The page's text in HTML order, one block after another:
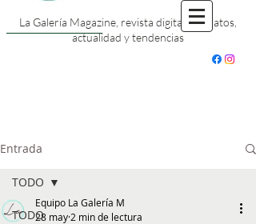
La Galería Magazine, revista digital con datos,
actualidad y tendencias
Entrada
TODO
TODO
Equipo La Galería M
28 may 2 min de lectura